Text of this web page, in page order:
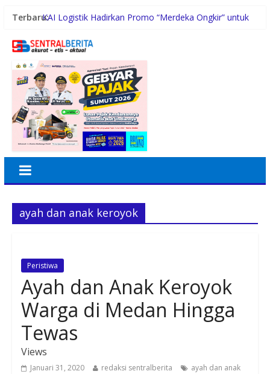
Terbaru:KAI Logistik Hadirkan Promo “Merdeka Ongkir” untuk
Polres Padang Lawas Utara Resmi Berdiri, Kapolda
Penambahan Personel
Pemprovsu Perkuat Pengelolaan PPID, Optimalkan
Implementasi Permendagri
Pewarta Polrestabes Medan Gelar Jumat Barokah,
Pererat Silaturahmi, Kokohkan Sinergi Media dan
Kepolisian
Holding Perkebunan Nusantara Dukung Penciptaan
ayah dan anak keroyok
Peristiwa
Ayah dan Anak Keroyok
Warga di Medan Hingga
Tewas
Views
Januari 31, 2020 redaksi sentralberita
ayah dan anak